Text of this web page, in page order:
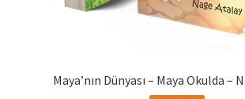
Maya’nın Dünyası – Maya Okulda –